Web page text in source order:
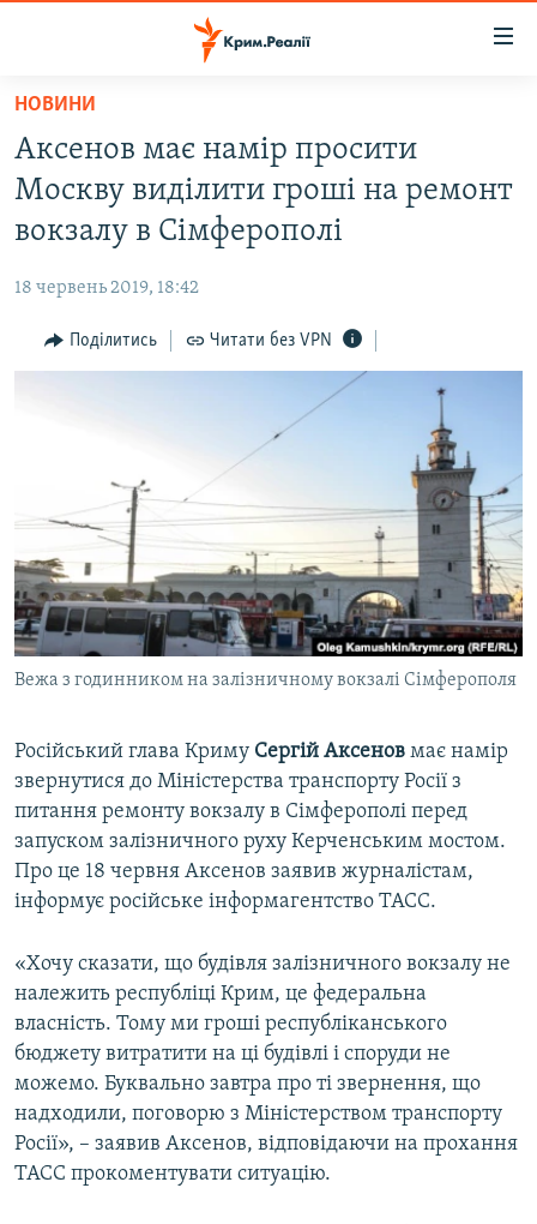
Перейти
основного
матеріалу
до
основної
навігації
Перейти
до
ВІДЕО ТА ФОТО
БЛОГИ
ПОГЛЯД
СПЕЦПРОЕКТИ
ДЕПОРТАЦІЯ
ВІДЕОУРОКИ «ELIFBE»
СВІДЧЕННЯ ОКУПАЦІЇ
УКРАЇНСЬКА ПРОБЛЕМА КРИМУ
ІНФОГРАФІКА
ЯК ОБІЙТИ БЛОКУВАННЯ
Русский
Qırımtatar
ДОЛУЧАЙСЯ!
Усі сайти RFE/RL
НОВИНИ
Аксенов має намір просити
Москву виділити гроші на ремонт
вокзалу в Сімферополі
18 червень 2019, 18:42
Поділитись Читати без VPN
Вежа з годинником на залізничному вокзалі Сімферополя
Російський глава Криму Сергій Аксенов має намір
звернутися до Міністерства транспорту Росії з
питання ремонту вокзалу в Сімферополі перед
запуском залізничного руху Керченським мостом.
Про це 18 червня Аксенов заявив журналістам,
інформує російське інформагентство ТАСС.
«Хочу сказати, що будівля залізничного вокзалу не
належить республіці Крим, це федеральна
власність. Тому ми гроші республіканського
бюджету витратити на ці будівлі і споруди не
можемо. Буквально завтра про ті звернення, що
надходили, поговорю з Міністерством транспорту
Росії», – заявив Аксенов, відповідаючи на прохання
ТАСС прокоментувати ситуацію.